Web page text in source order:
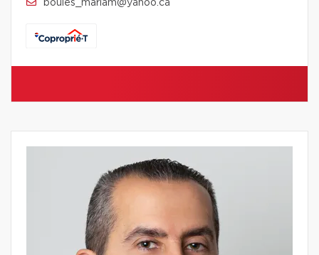
boules_mariam@yahoo.ca